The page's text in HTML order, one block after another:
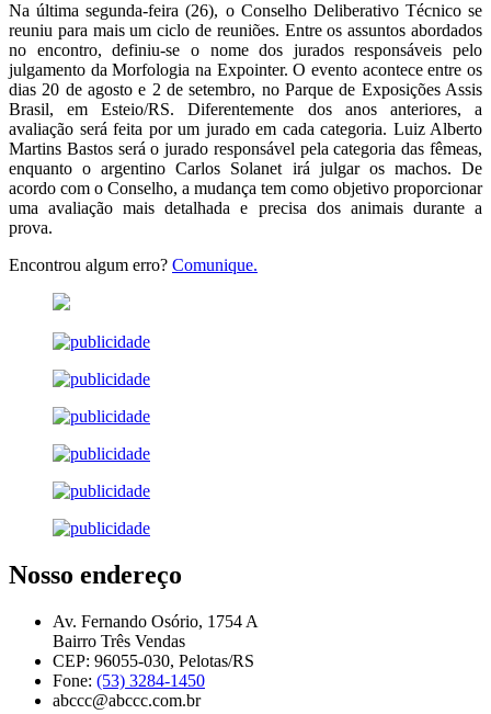
Na última segunda-feira (26), o Conselho Deliberativo Técnico se
reuniu para mais um ciclo de reuniões. Entre os assuntos abordados
no encontro, definiu-se o nome dos jurados responsáveis pelo
julgamento da Morfologia na Expointer. O evento acontece entre os
dias 20 de agosto e 2 de setembro, no Parque de Exposições Assis
Brasil, em Esteio/RS. Diferentemente dos anos anteriores, a
avaliação será feita por um jurado em cada categoria. Luiz Alberto
Martins Bastos será o jurado responsável pela categoria das fêmeas,
enquanto o argentino Carlos Solanet irá julgar os machos. De
acordo com o Conselho, a mudança tem como objetivo proporcionar
uma avaliação mais detalhada e precisa dos animais durante a
prova.
Encontrou algum erro? Comunique.
Nosso endereço
Av. Fernando Osório, 1754 A
Bairro Três Vendas
CEP: 96055-030, Pelotas/RS
Fone: (53) 3284-1450
abccc@abccc.com.br